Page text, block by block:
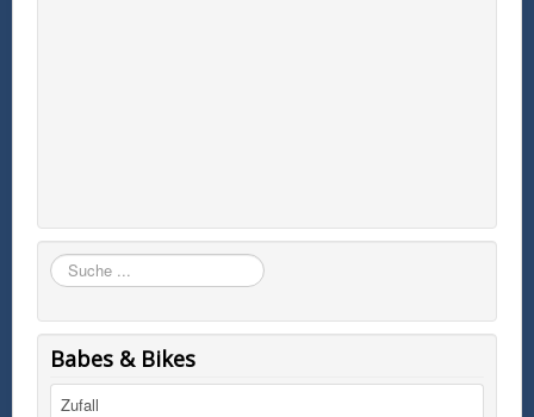
Suchen
Babes & Bikes
Zufall